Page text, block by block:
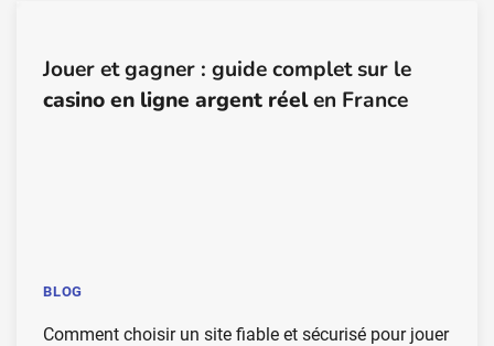
Jouer et gagner : guide complet sur le
casino en ligne argent réelen France
BLOG
Comment choisir un site fiable et sécurisé pour jouer